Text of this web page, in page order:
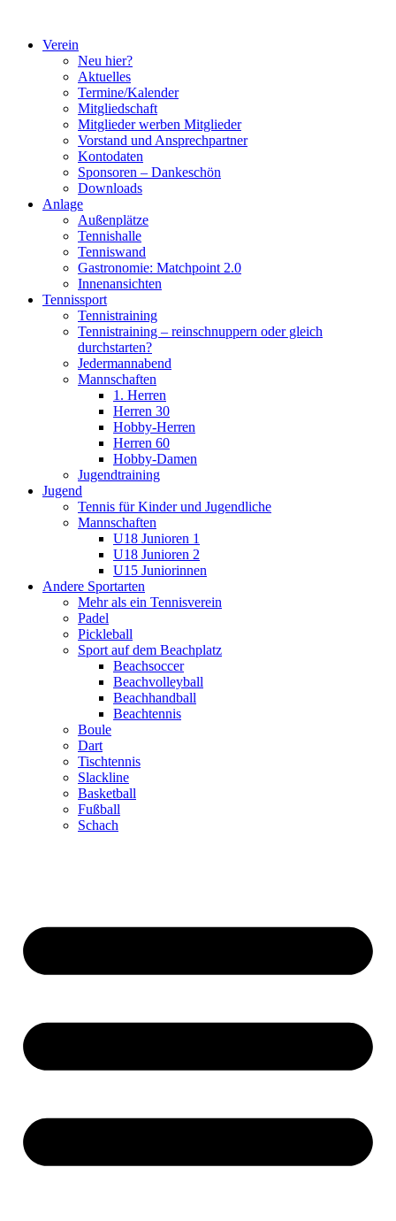
springenVerein
Neu hier?
Aktuelles
Termine/Kalender
Mitgliedschaft
Mitglieder werben Mitglieder
Vorstand und Ansprechpartner
Kontodaten
Sponsoren – Dankeschön
Downloads
Anlage
Außenplätze
Tennishalle
Tenniswand
Gastronomie: Matchpoint 2.0
Innenansichten
Tennissport
Tennistraining
Tennistraining – reinschnuppern oder gleich
durchstarten?
Jedermannabend
Mannschaften
1. Herren
Herren 30
Hobby-Herren
Herren 60
Hobby-Damen
Jugendtraining
Jugend
Tennis für Kinder und Jugendliche
Mannschaften
U18 Junioren 1
U18 Junioren 2
U15 Juniorinnen
Andere Sportarten
Mehr als ein Tennisverein
Padel
Pickleball
Sport auf dem Beachplatz
Beachsoccer
Beachvolleyball
Beachhandball
Beachtennis
Boule
Dart
Tischtennis
Slackline
Basketball
Fußball
Schach